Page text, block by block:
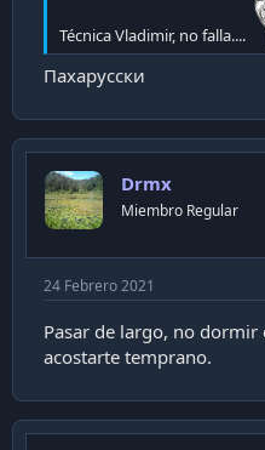
Técnica Vladimir, no falla....
Пахарусски
Drmx
Miembro Regular
24 Febrero 2021
Pasar de largo, no
acostarte temprano.